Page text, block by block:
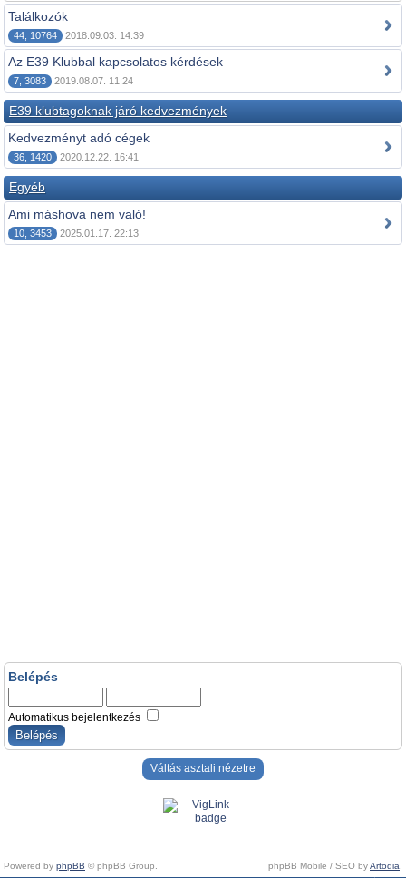
Találkozók
44, 10764 2018.09.03. 14:39
Az E39 Klubbal kapcsolatos kérdések
7, 3083 2019.08.07. 11:24
E39 klubtagoknak járó kedvezmények
Kedvezményt adó cégek
36, 1420 2020.12.22. 16:41
Egyéb
Ami máshova nem való!
10, 3453 2025.01.17. 22:13
Belépés
Automatikus bejelentkezés
Váltás asztali nézetre
Powered by phpBB © phpBB Group. phpBB Mobile / SEO byArtodia.